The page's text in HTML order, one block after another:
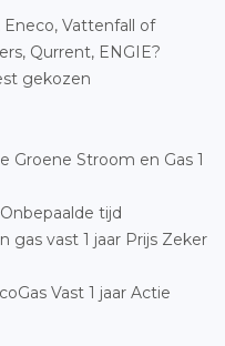
Eneco, Vattenfall of
Qurrent, ENGIE?
gekozen
Groene Stroom en Gas 1
tijd
gas vast 1 jaar Prijs Zeker
Vast 1 jaar Actie